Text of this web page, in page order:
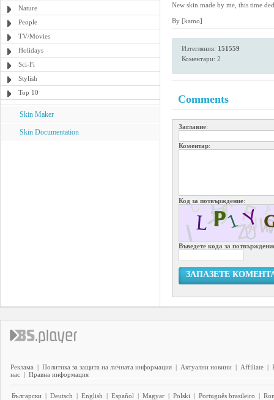
Nature
People
TV/Movies
Holidays
Sci-Fi
Stylish
Top 10
Skin Maker
Skin Documentation
New skin made by me, this time
By [kamo]
Изтегляния: 151559
Коментари: 2
Comments
Заглавие:
Коментар:
Код за потвърждение:
Въведете кода за
ЗАПАЗЕТЕ
Реклама | Политика за защита на личната информация | Актуални новини | Affiliate |
нас | Правна информация
Български | Deutsch | English | Español | Magyar | Polski | Português brasileiro |